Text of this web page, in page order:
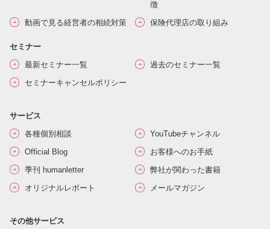
徴
動画で見る経営者の相続対策
保険代理店の取り組み
セミナー
最新セミナー一覧
過去のセミナー一覧
セミナーキャンセルポリシー
サービス
各種個別相談
YouTubeチャンネル
Official Blog
お客様へのお手紙
季刊 humanletter
弊社が関わった書籍
オリジナルレポート
メールマガジン
その他サービス